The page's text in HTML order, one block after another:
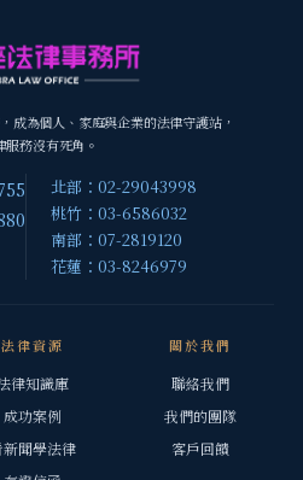
成為個人、家庭與企業的法律守護站，
服務沒有死角。
北部：02-29043998
桃竹：03-6586032
南部：07-2819120
花蓮：03-8246979
法律資源
律知識庫
成功案例
新聞學法律
關於我們
聯絡我們
我們的團隊
客戶回饋